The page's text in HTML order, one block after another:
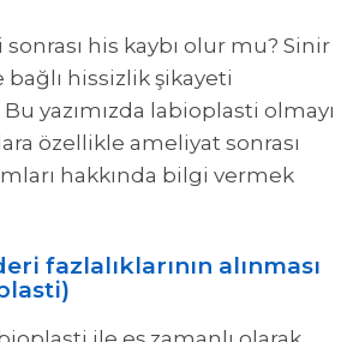
his kaybı olur mu? Sinir
hissizlik şikayeti
yazımızda labioplasti olmayı
özellikle ameliyat sonrası
hakkında bilgi vermek
fazlalıklarının alınması